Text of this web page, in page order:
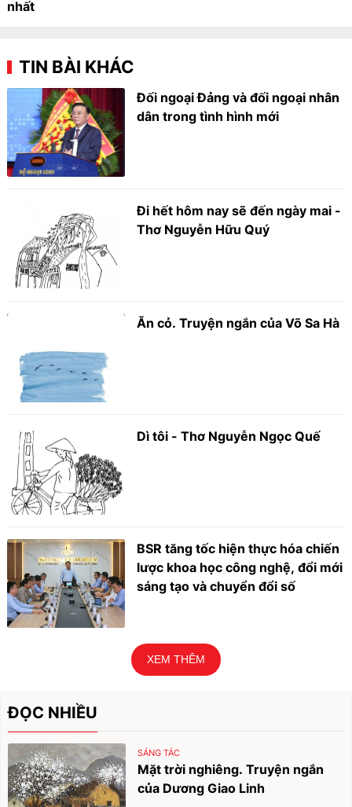
nhất
TIN BÀI KHÁC
Đối ngoại Đảng và đối ngoại nhân
dân trong tình hình mới
Đi hết hôm nay sẽ đến ngày mai -
Thơ Nguyễn Hữu Quý
Ăn cỏ. Truyện ngắn của Võ Sa Hà
Dì tôi - Thơ Nguyễn Ngọc Quế
BSR tăng tốc hiện thực hóa chiến
lược khoa học công nghệ, đổi mới
sáng tạo và chuyển đổi số
XEM THÊM
ĐỌC NHIỀU
SÁNG TÁC
Mặt trời nghiêng. Truyện ngắn
của Dương Giao Linh